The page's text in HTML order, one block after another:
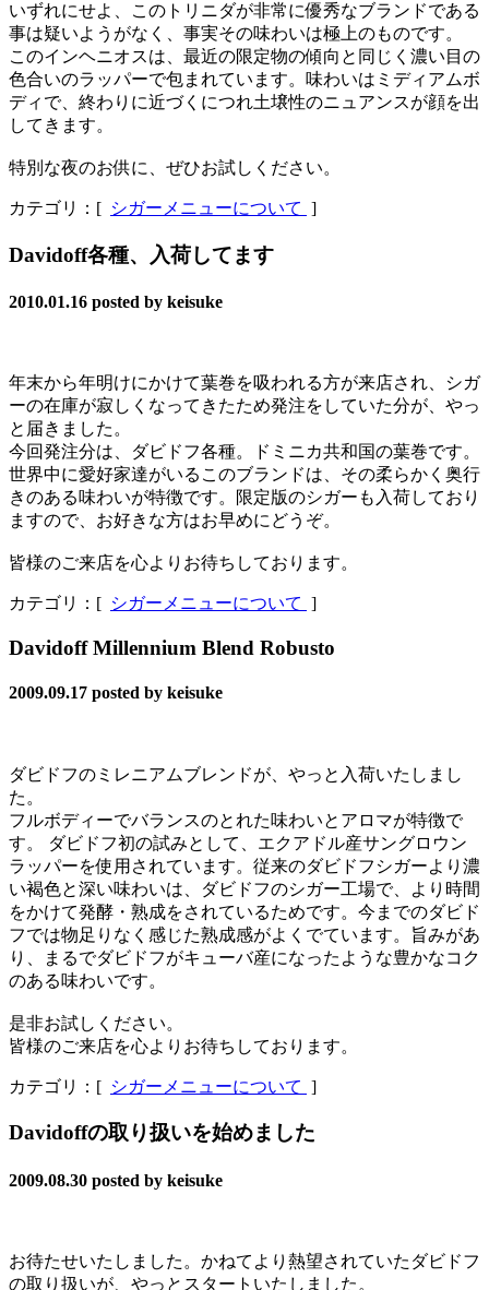
いずれにせよ、このトリニダが非常に優秀なブランドである
事は疑いようがなく、事実その味わいは極上のものです。
このインヘニオスは、最近の限定物の傾向と同じく濃い目の
色合いのラッパーで包まれています。味わいはミディアムボ
ディで、終わりに近づくにつれ土壌性のニュアンスが顔を出
してきます。
特別な夜のお供に、ぜひお試しください。
カテゴリ：[ シガーメニューについて ]
Davidoff各種、入荷してます
2010.01.16 posted by keisuke
年末から年明けにかけて葉巻を吸われる方が来店され、シガ
ーの在庫が寂しくなってきたため発注をしていた分が、やっ
と届きました。
今回発注分は、ダビドフ各種。ドミニカ共和国の葉巻です。
世界中に愛好家達がいるこのブランドは、その柔らかく奥行
きのある味わいが特徴です。限定版のシガーも入荷しており
ますので、お好きな方はお早めにどうぞ。
皆様のご来店を心よりお待ちしております。
カテゴリ：[ シガーメニューについて ]
Davidoff Millennium Blend Robusto
2009.09.17 posted by keisuke
ダビドフのミレニアムブレンドが、やっと入荷いたしまし
た。
フルボディーでバランスのとれた味わいとアロマが特徴で
す。 ダビドフ初の試みとして、エクアドル産サングロウン
ラッパーを使用されています。従来のダビドフシガーより濃
い褐色と深い味わいは、ダビドフのシガー工場で、より時間
をかけて発酵・熟成をされているためです。今までのダビド
フでは物足りなく感じた熟成感がよくでています。旨みがあ
り、まるでダビドフがキューバ産になったような豊かなコク
のある味わいです。
是非お試しください。
皆様のご来店を心よりお待ちしております。
カテゴリ：[ シガーメニューについて ]
Davidoffの取り扱いを始めました
2009.08.30 posted by keisuke
お待たせいたしました。かねてより熱望されていたダビドフ
の取り扱いが、やっとスタートいたしました。